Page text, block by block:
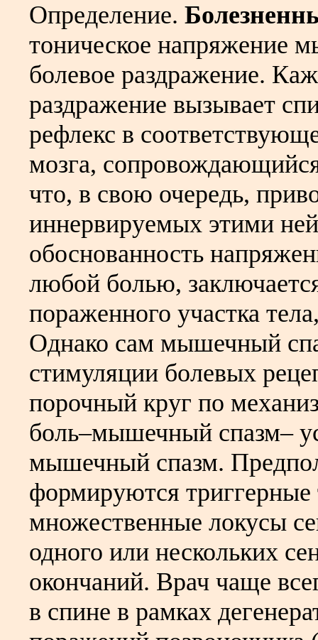
Определение.
тоническое напряжение
болевое раздражение.
раздражение вызывает
рефлекс в
мозга,
что, в свою очередь,
иннервируемых этими
обоснованность
любой болью,
пораженного участка
Однако сам мышечный
стимуляции болевых
порочный круг по
боль–мышечный спазм–
мышечный спазм.
формируются
множественные локусы
одного или нескольких
окончаний. Врач чаще
в спине в рамках